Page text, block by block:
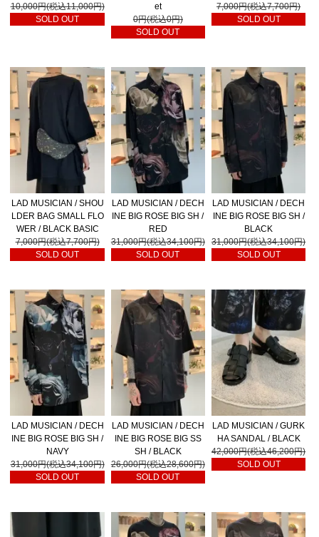
10,000円(税込11,000円)
SOLD OUT
et
0円(税込0円)
SOLD OUT
7,000円(税込7,700円)
SOLD OUT
LAD MUSICIAN / SHOU
LDER BAG SMALL FLO
WER / BLACK BASIC
7,000円(税込7,700円)
SOLD OUT
LAD MUSICIAN / DECH
INE BIG ROSE BIG SH /
RED
31,000円(税込34,100円)
SOLD OUT
LAD MUSICIAN / DECH
INE BIG ROSE BIG SH /
BLACK
31,000円(税込34,100円)
SOLD OUT
LAD MUSICIAN / DECH
INE BIG ROSE BIG SH /
NAVY
31,000円(税込34,100円)
SOLD OUT
LAD MUSICIAN / DECH
INE BIG ROSE BIG SS
SH / BLACK
26,000円(税込28,600円)
SOLD OUT
LAD MUSICIAN / GURK
HA SANDAL / BLACK
42,000円(税込46,200円)
SOLD OUT